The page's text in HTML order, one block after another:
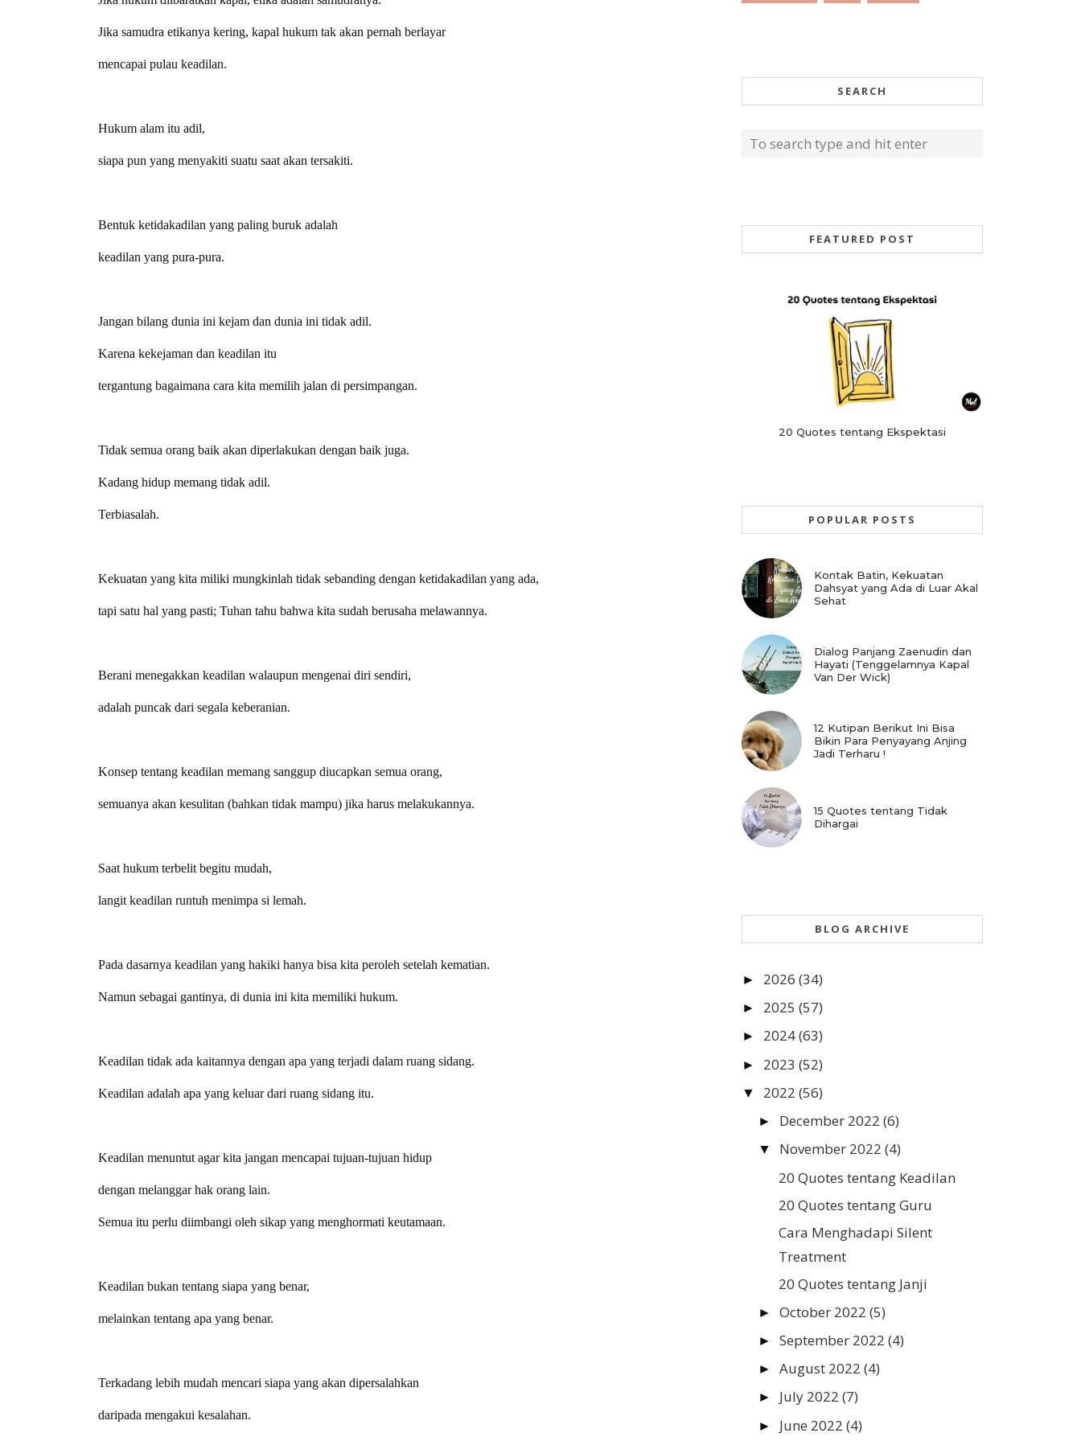
Jika samudra etikanya kering, kapal hukum tak akan pernah berlayar
mencapai pulau keadilan.
Hukum alam itu adil,
siapa pun yang menyakiti suatu saat akan tersakiti.
Bentuk ketidakadilan yang paling buruk adalah
keadilan yang pura-pura.
Jangan bilang dunia ini kejam dan dunia ini tidak adil.
Karena kekejaman dan keadilan itu
tergantung bagaimana cara kita memilih jalan di persimpangan.
Tidak semua orang baik akan diperlakukan dengan baik juga.
Kadang hidup memang tidak adil.
Terbiasalah.
Kekuatan yang kita miliki mungkinlah tidak sebanding dengan ketidakadilan yang ada,
tapi satu hal yang pasti; Tuhan tahu bahwa kita sudah berusaha melawannya.
Berani menegakkan keadilan walaupun mengenai diri sendiri,
adalah puncak dari segala keberanian.
Konsep tentang keadilan memang sanggup diucapkan semua orang,
semuanya akan kesulitan (bahkan tidak mampu) jika harus melakukannya.
Saat hukum terbelit begitu mudah,
langit keadilan runtuh menimpa si lemah.
Pada dasarnya keadilan yang hakiki hanya bisa kita peroleh setelah kematian.
Namun sebagai gantinya, di dunia ini kita memiliki hukum.
Keadilan tidak ada kaitannya dengan apa yang terjadi dalam ruang sidang.
Keadilan adalah apa yang keluar dari ruang sidang itu.
Keadilan menuntut agar kita jangan mencapai tujuan-tujuan hidup
dengan melanggar hak orang lain.
Semua itu perlu diimbangi oleh sikap yang menghormati keutamaan.
Keadilan bukan tentang siapa yang benar,
melainkan tentang apa yang benar.
Terkadang lebih mudah mencari siapa yang akan dipersalahkan
daripada mengakui kesalahan.
SEARCH
FEATURED POST
20 Quotes tentang Ekspektasi
POPULAR POSTS
Kontak Batin, Kekuatan
Dahsyat yang Ada di Luar Akal
Sehat
Dialog Panjang Zaenudin dan
Hayati (Tenggelamnya Kapal
Van Der Wick)
12 Kutipan Berikut Ini Bisa
Bikin Para Penyayang Anjing
Jadi Terharu !
15 Quotes tentang Tidak
Dihargai
BLOG ARCHIVE
► 2026 (34)
► 2025 (57)
► 2024(63)
► 2023 (52)
▼ 2022 (56)
► December 2022 (6)
▼ November 2022 (4)
20 Quotes tentang Keadilan
20 Quotes tentang Guru
Cara Menghadapi Silent
Treatment
20 Quotes tentang Janji
►October 2022 (5)
►September 2022 (4)
►August 2022 (4)
► July 2022 (7)
► June 2022 (4)